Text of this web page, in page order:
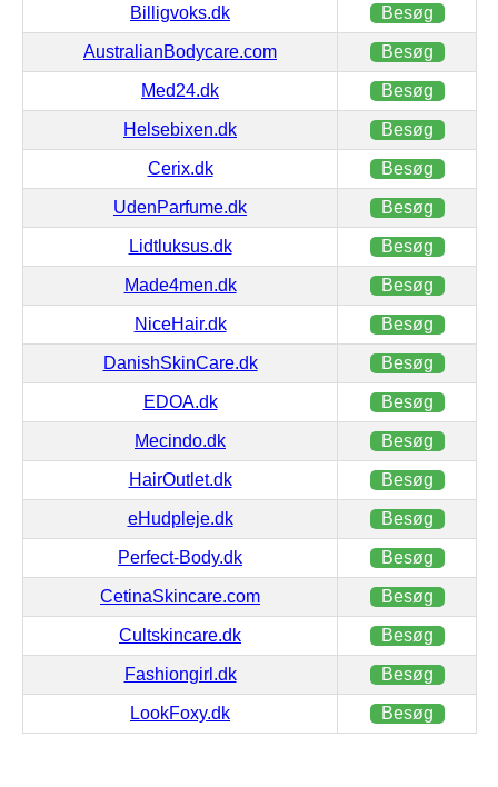
Billigvoks.dk Besøg
AustralianBodycare.com Besøg
Med24.dk Besøg
Helsebixen.dk Besøg
Cerix.dk Besøg
UdenParfume.dk Besøg
Lidtluksus.dk Besøg
Made4men.dk Besøg
NiceHair.dk Besøg
DanishSkinCare.dk Besøg
EDOA.dk Besøg
Mecindo.dk Besøg
HairOutlet.dk Besøg
eHudpleje.dk Besøg
Perfect-Body.dk Besøg
CetinaSkincare.com Besøg
Cultskincare.dk Besøg
Fashiongirl.dk Besøg
LookFoxy.dk Besøg